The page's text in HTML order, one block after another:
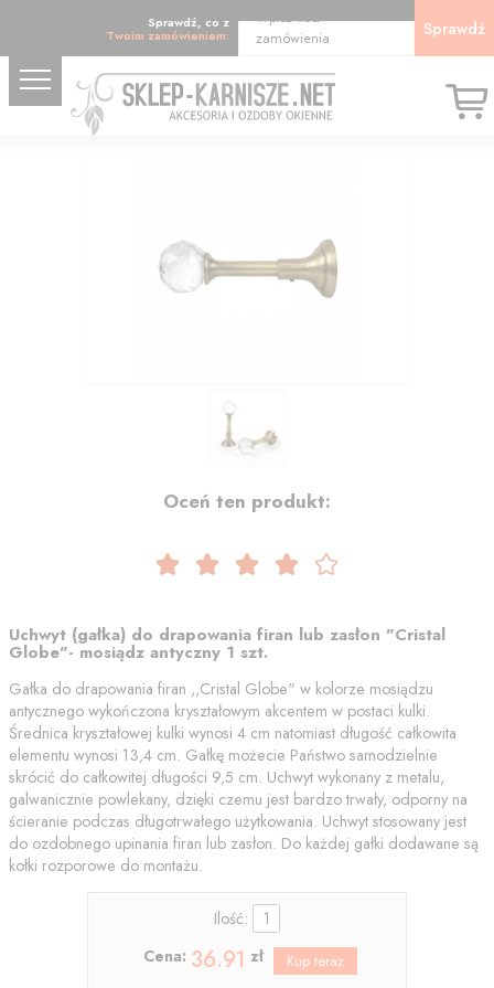
Sprawdź, co z
Twoim zamówieniem:
Wpisz kod
zamówienia
Sprawdź
Oceń ten produkt:
Uchwyt (gałka) do drapowania firan lub zasłon "Cristal
Globe"- mosiądz antyczny 1 szt.
Gałka do drapowania firan ,,Cristal Globe" w kolorze mosiądzu
antycznego wykończona kryształowym akcentem w postaci kulki.
Średnica kryształowej kulki wynosi 4 cm natomiast długość całkowita
elementu wynosi 13,4 cm. Gałkę możecie Państwo samodzielnie
skrócić do całkowitej długości 9,5 cm. Uchwyt wykonany z metalu,
galwanicznie powlekany, dzięki czemu jest bardzo trwały, odporny na
ścieranie podczas długotrwałego użytkowania. Uchwyt stosowany jest
do ozdobnego upinania firan lub zasłon. Do każdej gałki dodawane są
kołki rozporowe do montażu.
Ilość:
Cena: 36.91 zł